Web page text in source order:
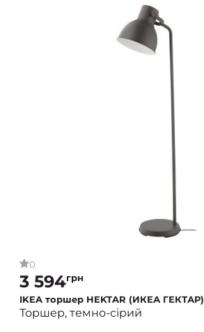
0
3 594грн
IKEA торшер HEKTAR (ИКЕА ГЕКТАР)
Торшер, темно-сірий